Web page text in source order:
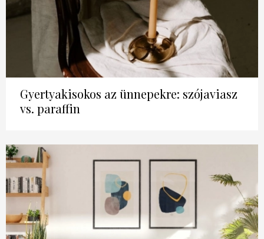
Gyertyakisokos az ünnepekre: szójaviasz
vs. paraffin